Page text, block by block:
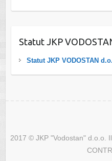
Statut JKP
Statut JKP VODOSTAN
2017 © JKP "Vodostan" d.o.o.